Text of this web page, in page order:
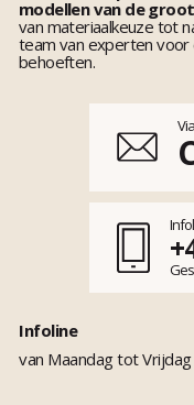
modellen van de
van materiaalkeuze tot
team van experten voor
behoeften.
Infoline
van Maandag tot